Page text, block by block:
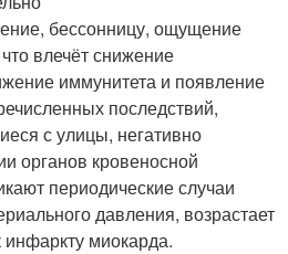
бессонницу, ощущение
влечёт снижение
иммунитета и появление
последствий,
с улицы, негативно
органов кровеносной
периодические случаи
давления, возрастает
миокарда.